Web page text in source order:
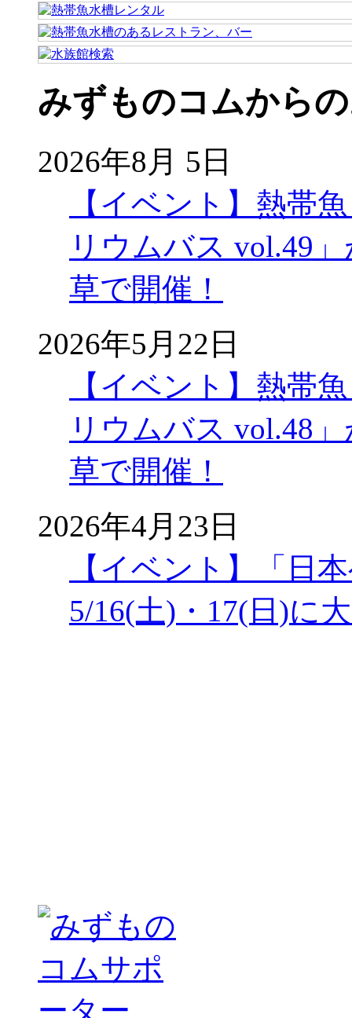
みずものコムから
2026年8月 5日
【イベント】熱帯
リウムバス vol.49
草で開催！
2026年5月22日
【イベント】熱帯
リウムバス vol.48
草で開催！
2026年4月23日
【イベント】「日
5/16(土)・17(日)に